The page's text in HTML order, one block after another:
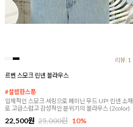
리뷰:1
르벤 스모크 린넨 블라우스
#설렘한스푼
입체적인 스모크 셔링으로 페미닌 무드 UP! 린넨 소재
로 고급스럽고 감성적인 분위기의 블라우스 (2color)
22,500원 25,000원 10%